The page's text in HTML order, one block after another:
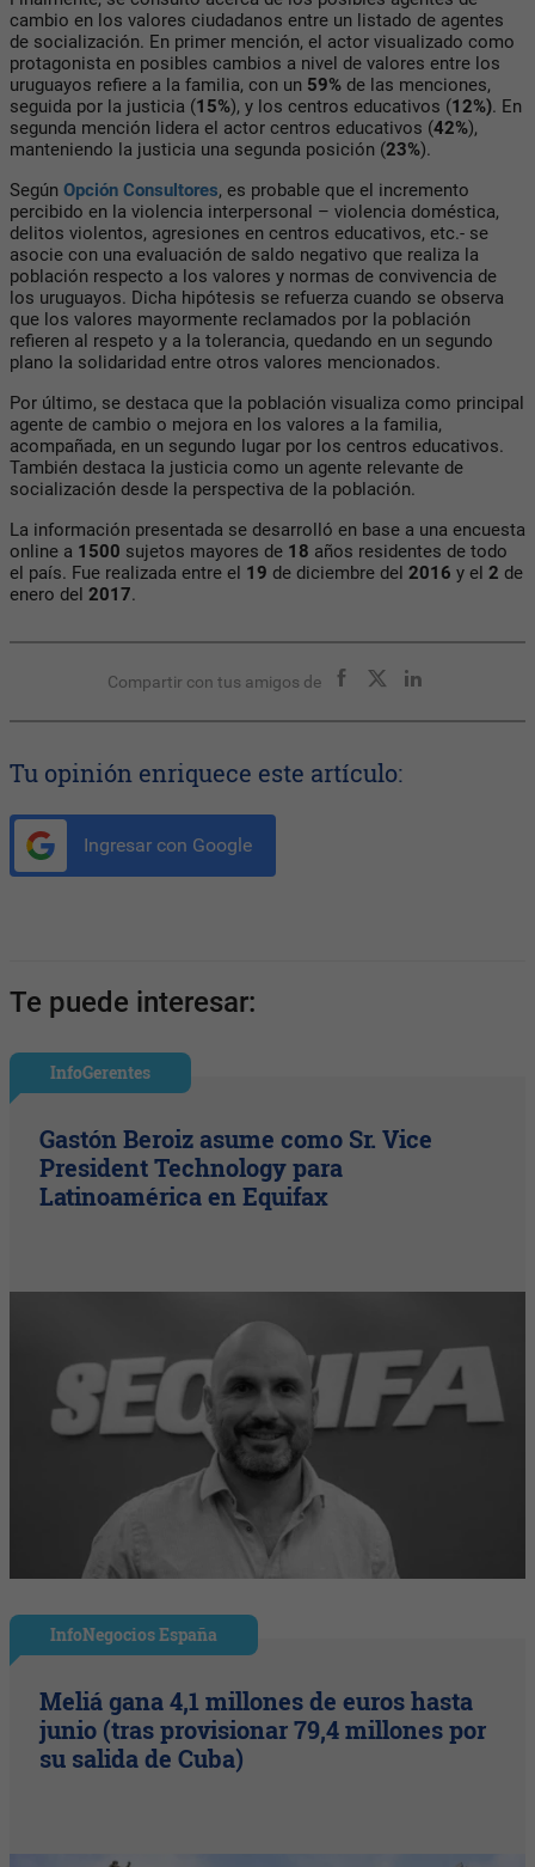
cambio en los valores ciudadanos entre un listado de agentes
de socialización. En primer mención, el actor visualizado como
protagonista en posibles cambios a nivel de valores entre los
uruguayos refiere a la familia, con un 59% de las menciones,
seguida por la justicia (15%), y los centros educativos (12%). En
segunda mención lidera el actor centros educativos (42%),
manteniendo la justicia una segunda posición (23%).
Según Opción Consultores, es probable que el incremento
percibido en la violencia interpersonal – violencia doméstica,
delitos violentos, agresiones en centros educativos, etc.- se
asocie con una evaluación de saldo negativo que realiza la
población respecto a los valores y normas de convivencia de
los uruguayos. Dicha hipótesis se refuerza cuando se observa
que los valores mayormente reclamados por la población
refieren al respeto y a la tolerancia, quedando en un segundo
plano la solidaridad entre otros valores mencionados.
Por último, se destaca que la población visualiza como principal
agente de cambio o mejora en los valores a la familia,
acompañada, en un segundo lugar por los centros educativos.
También destaca la justicia como un agente relevante de
socialización desde la perspectiva de la población.
La información presentada se desarrolló en base a una encuesta
online a 1500 sujetos mayores de 18 años residentes de todo
el país. Fue realizada entre el 19 de diciembre del 2016 y el 2 de
enero del 2017.
Compartir con tus amigos de
Tu opinión enriquece este artículo:
Ingresar con Google
Te puede interesar:
InfoGerentes
Gastón Beroiz asume como Sr. Vice
President Technology para
Latinoamérica en Equifax
InfoNegocios España
Meliá gana 4,1 millones de euros hasta
junio (tras provisionar 79,4 millones por
su salida de Cuba)